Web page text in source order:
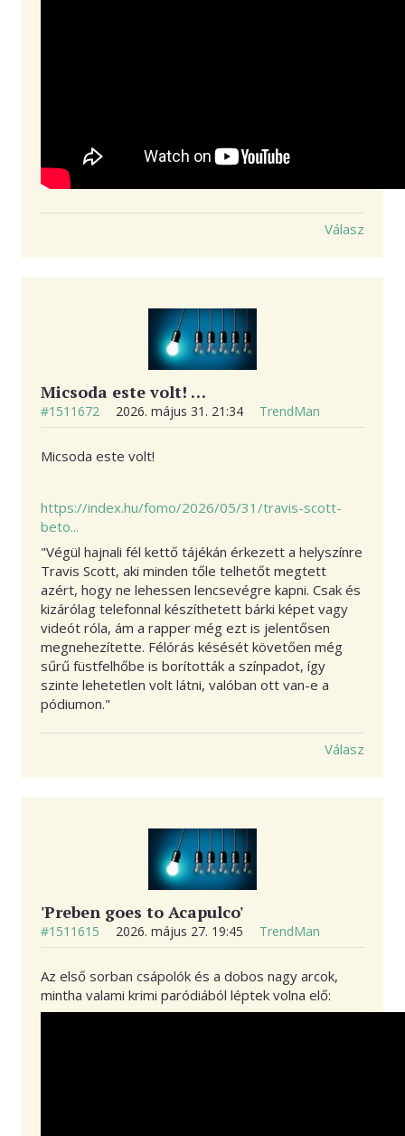
Válasz
Micsoda este volt! …
#1511672 2026. május 31. 21:34 TrendMan
Micsoda este volt!
https://index.hu/fomo/2026/05/31/travis-scott-
beto...
"Végül hajnali fél kettő tájékán érkezett a helyszínre
Travis Scott, aki minden tőle telhetőt megtett
azért, hogy ne lehessen lencsevégre kapni. Csak és
kizárólag telefonnal készíthetett bárki képet vagy
videót róla, ám a rapper még ezt is jelentősen
megnehezítette. Félórás késését követően még
sűrű füstfelhőbe is borították a színpadot, így
szinte lehetetlen volt látni, valóban ott van-e a
pódiumon."
Válasz
'Preben goes to Acapulco'
#1511615 2026. május 27. 19:45 TrendMan
Az első sorban csápolók és a dobos nagy arcok,
mintha valami krimi paródiából léptek volna elő: